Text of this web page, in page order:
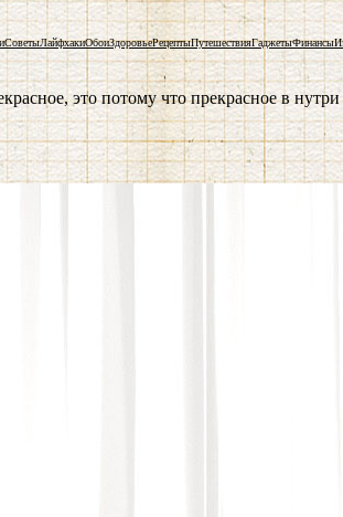
СоветыЛайфхакиОбоиЗдоровьеРецептыПутешествияГаджетыФинансы
это потому что прекрасное в нутри